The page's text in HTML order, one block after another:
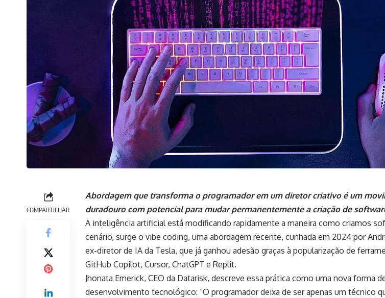
COMPARTILHAR
Abordagem que transforma o programador em um diretor criativo é um
duradouro com potencial para mudar permanentemente a criação de
A inteligência artificial está modificando rapidamente a maneira como criamos
cenário, surge o vibe coding, uma abordagem recente, cunhada em 2024 por
ex-diretor de IA da Tesla, que já ganhou adesão graças à popularização de
GitHub Copilot, Cursor, ChatGPT e Replit.
Jhonata Emerick, CEO da Datarisk, descreve essa prática como uma nova forma
desenvolvimento tecnológico: “O programador deixa de ser apenas um técnico